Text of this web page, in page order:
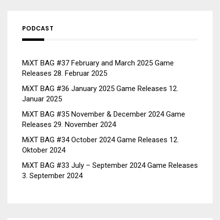
PODCAST
MiXT BAG #37 February and March 2025 Game
Releases 28. Februar 2025
MiXT BAG #36 January 2025 Game Releases 12.
Januar 2025
MiXT BAG #35 November & December 2024 Game
Releases 29. November 2024
MiXT BAG #34 October 2024 Game Releases 12.
Oktober 2024
MiXT BAG #33 July – September 2024 Game Releases
3. September 2024